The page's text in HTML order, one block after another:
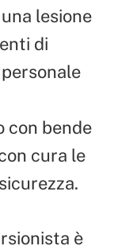
una lesione
di
con bende
cura le
è